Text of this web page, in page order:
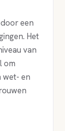
een
Het
van
om
wet- en